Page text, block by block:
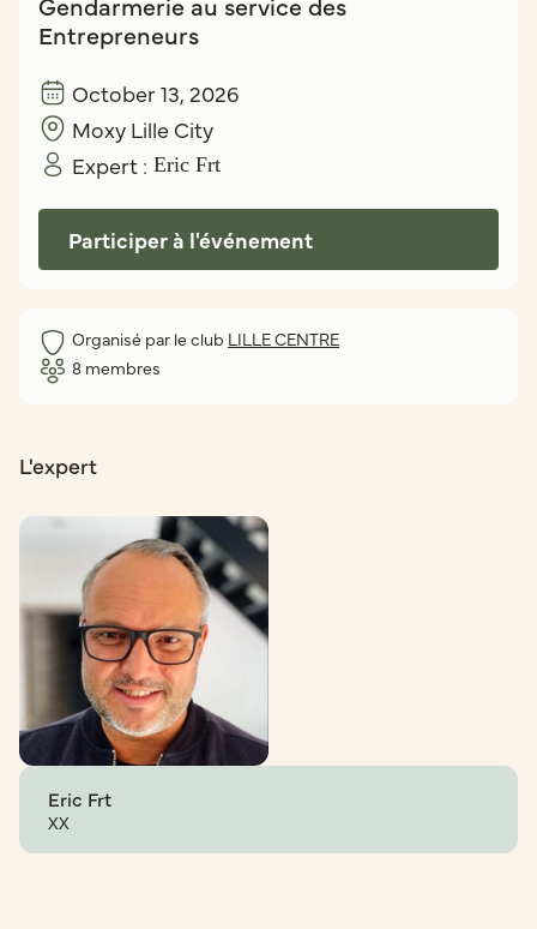
Entrepreneurs
October 13, 2026
Moxy Lille City
Expert : Eric Frt
Participer à l'événement
Organisé par le club LILLE CENTRE
8 membres
L'expert
Eric Frt
XX